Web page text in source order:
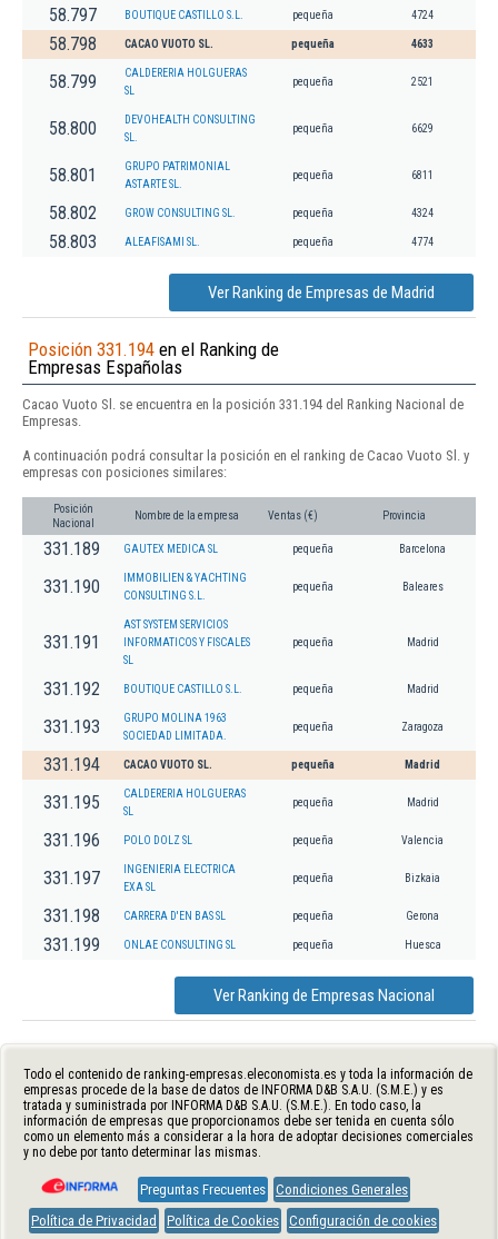
58.797 BOUTIQUE CASTILLO S.L. pequeña 4724
58.798 CACAO VUOTO SL. pequeña 4633
58.799
CALDERERIA HOLGUERAS
SL
pequeña 2521
58.800
DEVOHEALTH CONSULTING
SL.
pequeña 6629
58.801
GRUPO PATRIMONIAL
ASTARTE SL.
pequeña 6811
58.802 GROW CONSULTING SL. pequeña 4324
58.803 ALEAFISAMI SL. pequeña 4774
Ver Ranking de Empresas de Madrid
Posición 331.194 en el Ranking de
Empresas Españolas
Cacao Vuoto Sl. se encuentra en la posición 331.194 del Ranking Nacional de
Empresas.
A continuación podrá consultar la posición en el ranking de Cacao Vuoto Sl. y
empresas con posiciones similares:
Posición
Nacional
Nombre de la empresa Ventas (€) Provincia
331.189 GAUTEX MEDICA SL pequeña Barcelona
331.190
IMMOBILIEN & YACHTING
CONSULTING S.L.
pequeña Baleares
331.191
AST SYSTEM SERVICIOS
INFORMATICOS Y FISCALES
SL
pequeña Madrid
331.192 BOUTIQUE CASTILLO S.L. pequeña Madrid
331.193
GRUPO MOLINA 1963
SOCIEDAD LIMITADA.
pequeña Zaragoza
331.194 CACAO VUOTO SL. pequeña Madrid
331.195
CALDERERIA HOLGUERAS
SL
pequeña Madrid
331.196 POLO DOLZ SL pequeña Valencia
331.197
INGENIERIA ELECTRICA
EXA SL
pequeña Bizkaia
331.198 CARRERA D'EN BAS SL pequeña Gerona
331.199 ONLAE CONSULTING SL pequeña Huesca
Ver Ranking de Empresas Nacional
Todo el contenido de ranking-empresas.eleconomista.es y toda la información de
empresas procede de la base de datos de INFORMA D&B S.A.U. (S.M.E.) y es
tratada y suministrada por INFORMA D&B S.A.U. (S.M.E.). En todo caso, la
información de empresas que proporcionamos debe ser tenida en cuenta sólo
como un elemento más a considerar a la hora de adoptar decisiones comerciales
y no debe por tanto determinar las mismas.
Preguntas Frecuentes Condiciones Generales
Política de Privacidad
Política de Cookies Configuración de cookies